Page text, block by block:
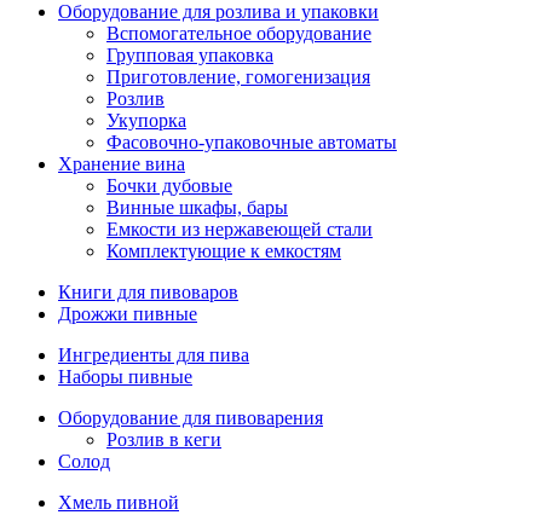
Оборудование для розлива и упаковки
Вспомогательное оборудование
Групповая упаковка
Приготовление, гомогенизация
Розлив
Укупорка
Фасовочно-упаковочные автоматы
Хранение вина
Бочки дубовые
Винные шкафы, бары
Емкости из нержавеющей стали
Комплектующие к емкостям
Книги для пивоваров
Дрожжи пивные
Ингредиенты для пива
Наборы пивные
Оборудование для пивоварения
Розлив в кеги
Солод
Хмель пивной